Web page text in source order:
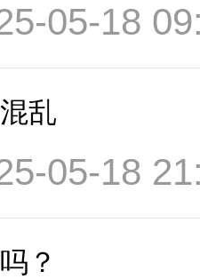
05-18
乱
05-18
？